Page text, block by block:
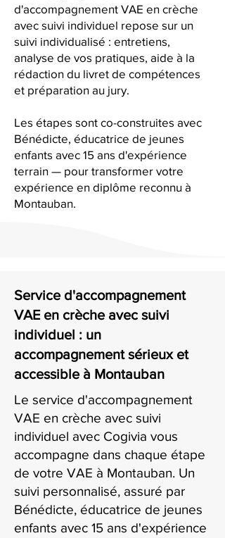
d'accompagnement VAE en crèche
avec suivi individuel repose sur un
suivi individualisé : entretiens,
analyse de vos pratiques, aide à la
rédaction du livret de compétences
et préparation au jury.
Les étapes sont co-construites avec
Bénédicte, éducatrice de jeunes
enfants avec 15 ans d'expérience
terrain — pour transformer votre
expérience en diplôme reconnu à
Montauban.
Service d'accompagnement
VAE en crèche avec suivi
individuel : un
accompagnement sérieux et
accessible à Montauban
Le service d'accompagnement
VAE en crèche avec suivi
individuel avec Cogivia vous
accompagne dans chaque étape
de votre VAE à Montauban. Un
suivi personnalisé, assuré par
Bénédicte, éducatrice de jeunes
enfants avec 15 ans d'expérience